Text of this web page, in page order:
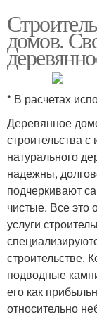
домов.
* В расчетах
Деревянное
строительства
натурального
надежны,
подчеркивают
чистые. Все это
услуги
строительстве.
подводные
его как
относительно